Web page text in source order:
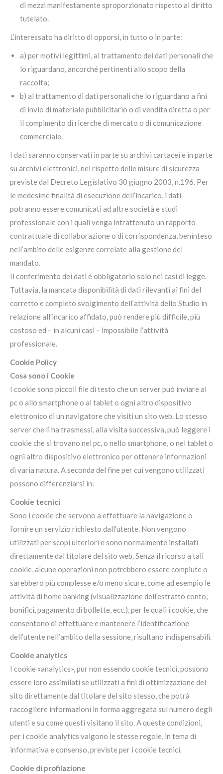
di mezzi manifestamente sproporzionato rispetto al diritto
tutelato.
L’interessato ha diritto di opporsi, in tutto o in parte:
a) per motivi legittimi, al trattamento dei dati personali che
lo riguardano, ancorché pertinenti allo scopo della
raccolta;
b) al trattamento di dati personali che lo riguardano a fini
di invio di materiale pubblicitario o di vendita diretta o per
il compimento di ricerche di mercato o di comunicazione
commerciale.
I dati saranno conservati in parte su archivi cartacei e in parte
su archivi elettronici, nel rispetto delle misure di sicurezza
previste dal Decreto Legislativo 30 giugno 2003, n.196. Per
le medesime finalità di esecuzione dell’incarico, i dati
potranno essere comunicati ad altre società e studi
professionale con i quali venga intrattenuto un rapporto
contrattuale di collaborazione o di corrispondenza, beninteso
nell’ambito delle esigenze correlate alla gestione del
mandato.
Il conferimento dei dati è obbligatorio solo nei casi di legge.
Tuttavia, la mancata disponibilità di dati rilevanti ai fini del
corretto e completo svolgimento dell’attività dello Studio in
relazione all’incarico affidato, può rendere più difficile, più
costoso ed – in alcuni casi – impossibile l’attività
professionale.
Cookie Policy
Cosa sono i Cookie
I cookie sono piccoli file di testo che un server può inviare al
pc o allo smartphone o al tablet o ogni altro dispositivo
elettronico di un navigatore che visiti un sito web. Lo stesso
server che li ha trasmessi, alla visita successiva, può leggere i
cookie che si trovano nel pc, o nello smartphone, o nel tablet o
ogni altro dispositivo elettronico per ottenere informazioni
di varia natura. A seconda del fine per cui vengono utilizzati
possono differenziarsi in:
Cookie tecnici
Sono i cookie che servono a effettuare la navigazione o
fornire un servizio richiesto dall’utente. Non vengono
utilizzati per scopi ulteriori e sono normalmente installati
direttamente dal titolare del sito web. Senza il ricorso a tali
cookie, alcune operazioni non potrebbero essere compiute o
sarebbero più complesse e/o meno sicure, come ad esempio le
attività di home banking (visualizzazione dell’estratto conto,
bonifici, pagamento di bollette, ecc.), per le quali i cookie, che
consentono di effettuare e mantenere l’identificazione
dell’utente nell’ambito della sessione, risultano indispensabili.
Cookie analytics
I cookie «analytics», pur non essendo cookie tecnici, possono
essere loro assimilati se utilizzati a fini di ottimizzazione del
sito direttamente dal titolare del sito stesso, che potrà
raccogliere informazioni in forma aggregata sul numero degli
utenti e su come questi visitano il sito. A queste condizioni,
per i cookie analytics valgono le stesse regole, in tema di
informativa e consenso, previste per i cookie tecnici.
Cookie di profilazione